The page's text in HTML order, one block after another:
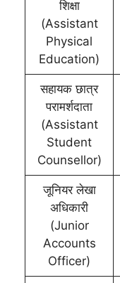
शिक्षा
(Assistant
Physical
Education)
सहायक छात्र
परामर्शदाता
(Assistant
Student
Counsellor)
जूनियर लेखा
अधिकारी
(Junior
Accounts
Officer)